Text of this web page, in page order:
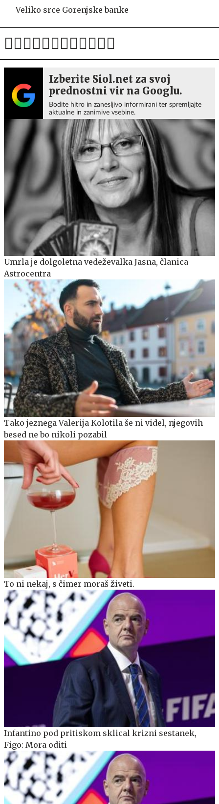
Veliko srce Gorenjske banke
Izberite Siol.net za svoj
prednostni vir na Googlu.
Bodite hitro in zanesljivo informirani ter spremljajte
aktualne in zanimive vsebine.
Umrla je dolgoletna vedeževalka Jasna, članica
Astrocentra
Tako jeznega Valerija Kolotila še ni videl, njegovih
besed ne bo nikoli pozabil
To ni nekaj, s čimer moraš živeti.
Infantino pod pritiskom sklical krizni sestanek,
Figo: Mora oditi